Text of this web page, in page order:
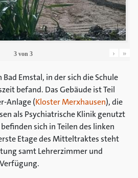
3 von3 › »
Emstal, in der sich die Schule
befand. Das Gebäude ist Teil
Anlage (Kloster Merxhausen), die
als Psychiatrische Klinik genutzt
sich in Teilen des linken
Etage des Mitteltraktes steht
samt Lehrerzimmer und